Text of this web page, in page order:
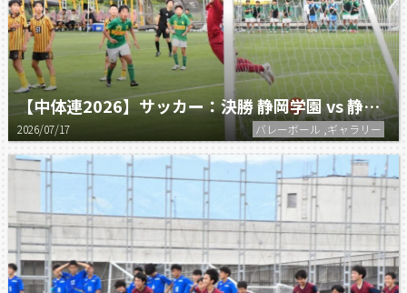
【中体連2026】サッカー：決勝 静岡学園 vs 静岡翔洋
2026/07/17 バレーボール ,ギャラリー